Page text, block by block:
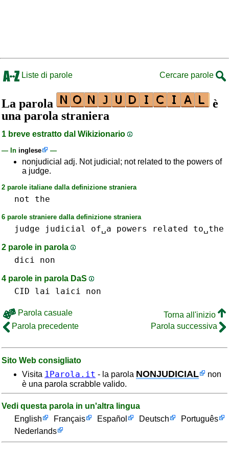
Liste di parole Cercare parole
La parola
è
una parola straniera
1 breve estratto dal Wikizionario
— In inglese —
nonjudicial adj. Not judicial; not related to the powers of
a judge.
2 parole italiane dalla definizione straniera
not the
6 parole straniere dalla definizione straniera
judge judicial of␣a powers related to␣the
2 parole in parola
dici non
4 parole in parola DaS
CID lai laici non
Parola casuale
Torna all'inizio
Parola precedente
Parola successiva
Sito Web consigliato
Visita 1Parola.it - la parola NONJUDICIAL
non
è una parola scrabble valido.
Vedi questa parola in un'altra lingua
English
Français Español Deutsch
Português
Nederlands